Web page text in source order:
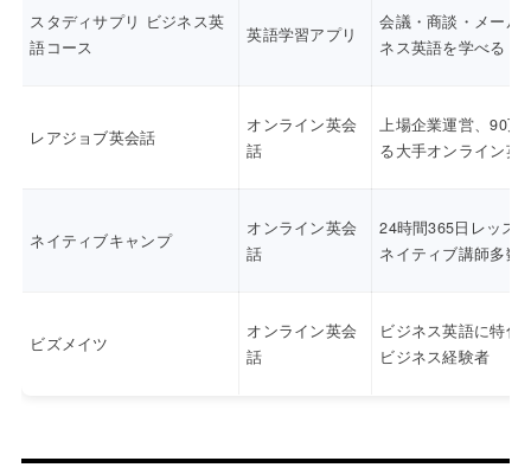
スタディサプリ ビジネス英
語コース
英語学習アプリ
会議・商談・メール
ネス英語を学べる
レアジョブ英会話
オンライン英会
話
上場企業運営、90万
る大手オンライン英
ネイティブキャンプ
オンライン英会
話
24時間365日レッス
ネイティブ講師多数
ビズメイツ
オンライン英会
話
ビジネス英語に特化
ビジネス経験者